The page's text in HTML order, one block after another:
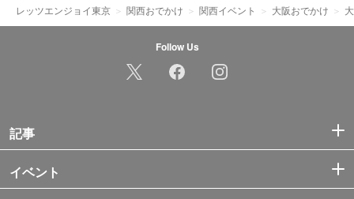
レッツエンジョイ東京 関西おでかけ 関西イベント 大阪おでかけ
Follow Us
記事
イベント